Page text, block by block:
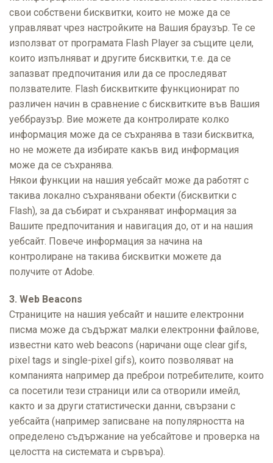
свои собствени бисквитки, които не може да се
управляват чрез настройките на Вашия браузър. Те се
използват от програмата Flash Player за същите цели,
които изпълняват и другите бисквитки, т.е. да се
запазват предпочитания или да се проследяват
ползвателите. Flash бисквитките функционират по
различен начин в сравнение с бисквитките във Вашия
уеббраузър. Вие можете да контролирате колко
информация може да се съхранява в тази бисквитка,
но не можете да избирате какъв вид информация
може да се съхранява.
Някои функции на нашия уебсайт може да работят с
такива локалнo съхранявани обекти (бисквитки с
Flash), за да събират и съхраняват информация за
Вашите предпочитания и навигация до, от и на нашия
уебсайт. Повече информация за начина на
контролиране на такива бисквитки можете да
получите от Adobe.
3. Web Beacons
Страниците на нашия уебсайт и нашите електронни
писма може да съдържат малки електронни файлове,
известни като web beacons (наричани още clear gifs,
pixel tags и single-pixel gifs), които позволяват на
компанията например да преброи потребителите, които
са посетили тези страници или са отворили имейл,
както и за други статистически данни, свързани с
уебсайта (например записване на популярността на
определено съдържание на уебсайтове и проверка на
целостта на системата и сървъра).